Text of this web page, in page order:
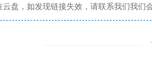
盘，如发现链接失效，请联系我们我们